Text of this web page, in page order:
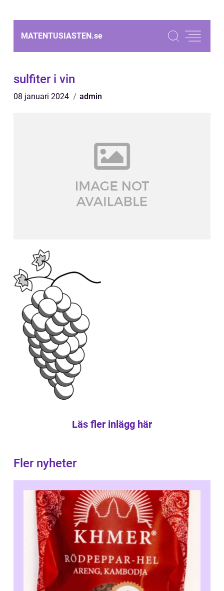
MATENTUSIASTEN.se
sulfiter i vin
08 januari 2024 admin
Läs fler inlägg här
Fler nyheter